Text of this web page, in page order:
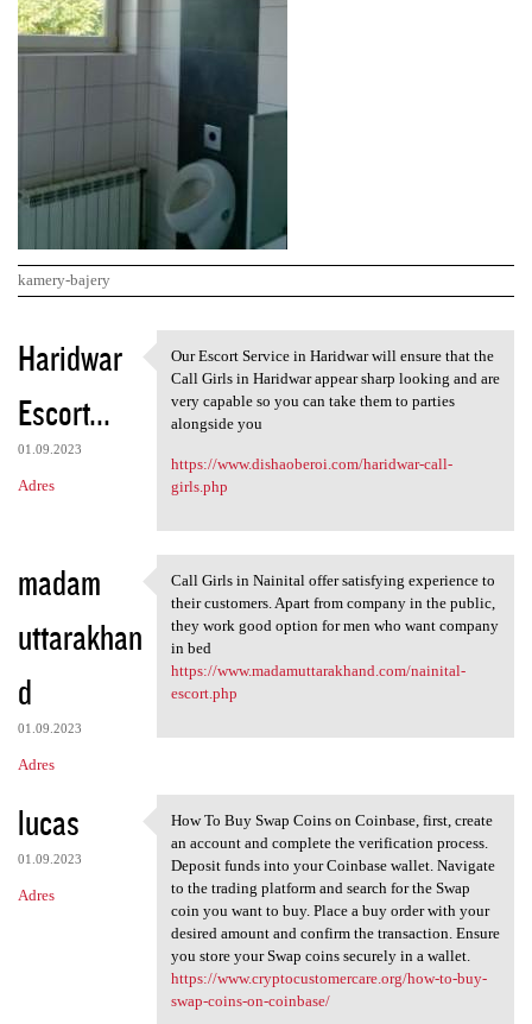
kamery-bajery
K
o
m
e
n
r
e
Haridwar
Escort...
01.09.2023
Adres
Our Escort Service in
Our Escort Service in Haridwar will ensure that the
Call Girls in Haridwar appear sharp looking and are
very capable so you can take them to parties
alongside you
https://www.dishaoberoi.com/haridwar-call-
girls.php
madam
uttarakhan
d
01.09.2023
Adres
Call Girls in Nainital offer
Call Girls in Nainital offer satisfying experience to
their customers. Apart from company in the public,
they work good option for men who want company
in bed
https://www.madamuttarakhand.com/nainital-
escort.php
lucas
01.09.2023
Adres
How To Buy Swap Coins on
How To Buy Swap Coins on Coinbase, first, create
an account and complete the verification process.
Deposit funds into your Coinbase wallet. Navigate
to the trading platform and search for the Swap
coin you want to buy. Place a buy order with your
desired amount and confirm the transaction. Ensure
you store your Swap coins securely in a wallet.
https://www.cryptocustomercare.org/how-to-buy-
swap-coins-on-coinbase/